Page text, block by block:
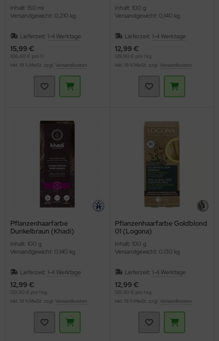
Inhalt: 150 ml
Versandgewicht: 0,210 kg
Lieferzeit: 1-4 Werktage
15,99 €
106,60 € pro 1 l
inkl. 19 % MwSt. zzgl. Versandkosten
Inhalt: 100 g
Versandgewicht: 0,140 kg
Lieferzeit: 1-4 Werktage
12,99 €
129,90 € pro 1 kg
inkl. 19 % MwSt. zzgl. Versandkosten
Pflanzenhaarfarbe
Dunkelbraun (Khadi)
Inhalt: 100 g
Versandgewicht: 0,140 kg
Lieferzeit: 1-4 Werktage
12,99 €
129,90 € pro 1 kg
inkl. 19 % MwSt. zzgl. Versandkosten
Pflanzenhaarfarbe Goldblond
01 (Logona)
Inhalt: 100 g
Versandgewicht: 0,130 kg
Lieferzeit: 1-4 Werktage
12,99 €
129,90 € pro 1 kg
inkl. 19 % MwSt. zzgl. Versandkosten